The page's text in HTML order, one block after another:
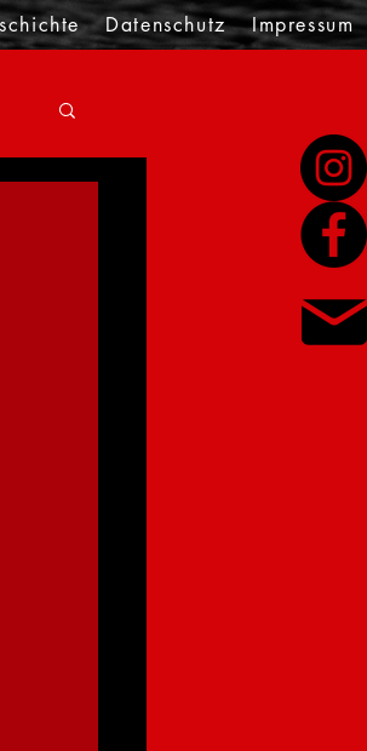
Datenschutz Impressum